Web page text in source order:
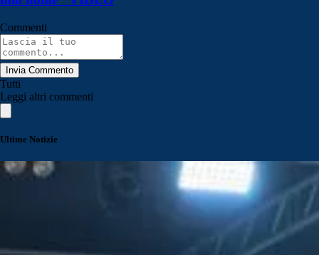
Commenti
Invia Commento
Tutti
Leggi altri commenti
Ultime Notizie